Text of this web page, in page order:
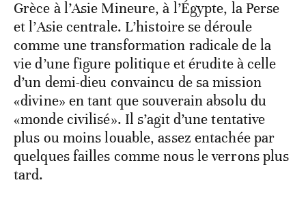
Grèce à l’Asie Mineure, à l’Égypte, la Perse
et l’Asie centrale. L’histoire se déroule
comme une transformation radicale de la
vie d’une figure politique et érudite à celle
d’un demi-dieu convaincu de sa mission
«divine» en tant que souverain absolu du
«monde civilisé». Il s’agit d’une tentative
plus ou moins louable, assez entachée par
quelques failles comme nous le verrons plus
tard.